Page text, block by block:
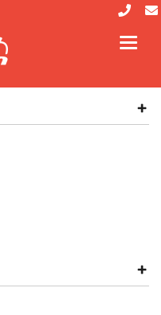
+
+